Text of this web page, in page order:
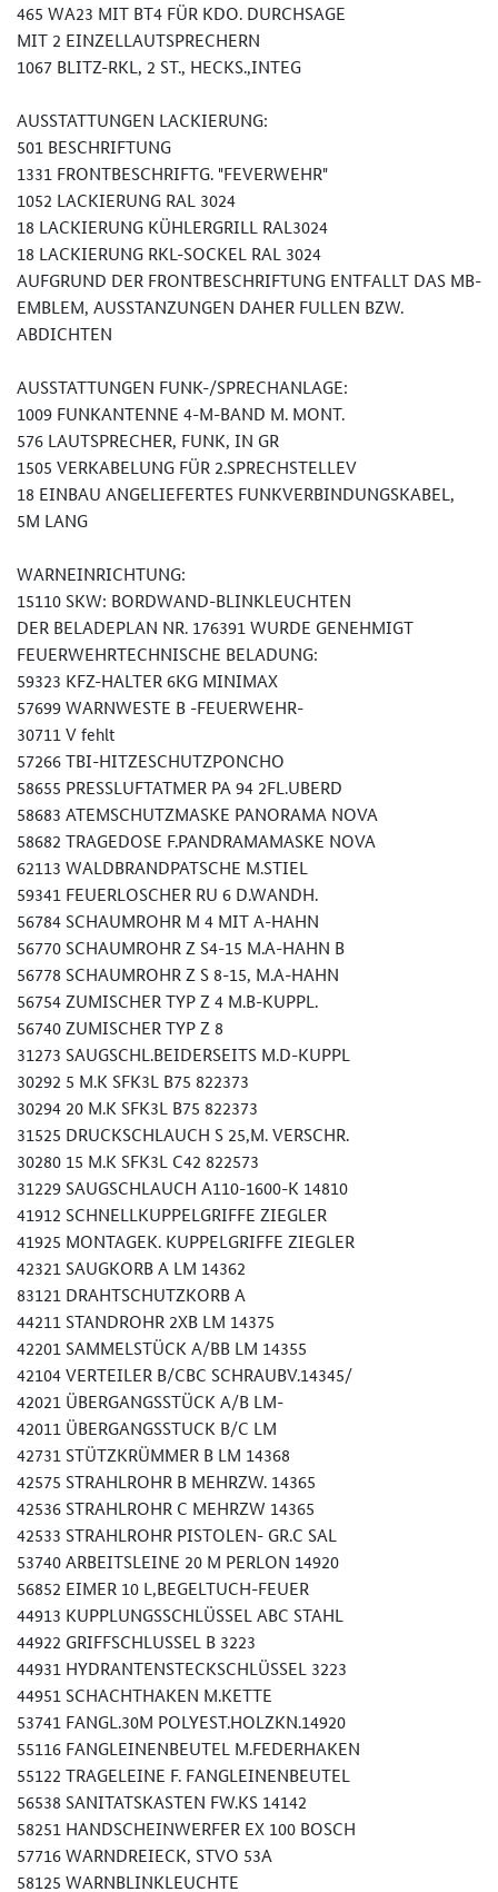
465 WA23 MIT BT4 FÜR KDO. DURCHSAGE
MIT 2 EINZELLAUTSPRECHERN
1067 BLITZ-RKL, 2 ST., HECKS.,INTEG
AUSSTATTUNGEN LACKIERUNG:
501 BESCHRIFTUNG
1331 FRONTBESCHRIFTG. "FEVERWEHR"
1052 LACKIERUNG RAL 3024
18 LACKIERUNG KÜHLERGRILL RAL3024
18 LACKIERUNG RKL-SOCKEL RAL 3024
AUFGRUND DER FRONTBESCHRIFTUNG ENTFALLT DAS MB-
EMBLEM, AUSSTANZUNGEN DAHER FULLEN BZW.
ABDICHTEN
AUSSTATTUNGEN FUNK-/SPRECHANLAGE:
1009 FUNKANTENNE 4-M-BAND M. MONT.
576 LAUTSPRECHER, FUNK, IN GR
1505 VERKABELUNG FÜR 2.SPRECHSTELLEV
18 EINBAU ANGELIEFERTES FUNKVERBINDUNGSKABEL,
5M LANG
WARNEINRICHTUNG:
15110 SKW: BORDWAND-BLINKLEUCHTEN
DER BELADEPLAN NR. 176391 WURDE GENEHMIGT
FEUERWEHRTECHNISCHE BELADUNG:
59323 KFZ-HALTER 6KG MINIMAX
57699 WARNWESTE B -FEUERWEHR-
30711 V fehlt
57266 TBI-HITZESCHUTZPONCHO
58655 PRESSLUFTATMER PA 94 2FL.UBERD
58683 ATEMSCHUTZMASKE PANORAMA NOVA
58682 TRAGEDOSE F.PANDRAMAMASKE NOVA
62113 WALDBRANDPATSCHE M.STIEL
59341 FEUERLOSCHER RU 6 D.WANDH.
56784 SCHAUMROHR M 4 MIT A-HAHN
56770 SCHAUMROHR Z S4-15 M.A-HAHN B
56778 SCHAUMROHR Z S 8-15, M.A-HAHN
56754 ZUMISCHER TYP Z 4 M.B-KUPPL.
56740 ZUMISCHER TYP Z 8
31273 SAUGSCHL.BEIDERSEITS M.D-KUPPL
30292 5 M.K SFK3L B75 822373
30294 20 M.K SFK3L B75 822373
31525 DRUCKSCHLAUCH S 25,M. VERSCHR.
30280 15 M.K SFK3L C42 822573
31229 SAUGSCHLAUCH A110-1600-K 14810
41912 SCHNELLKUPPELGRIFFE ZIEGLER
41925 MONTAGEK. KUPPELGRIFFE ZIEGLER
42321 SAUGKORB A LM 14362
83121 DRAHTSCHUTZKORB A
44211 STANDROHR 2XB LM 14375
42201 SAMMELSTÜCK A/BB LM 14355
42104 VERTEILER B/CBC SCHRAUBV.14345/
42021 ÜBERGANGSSTÜCK A/B LM-
42011 ÜBERGANGSSTUCK B/C LM
42731 STÜTZKRÜMMER B LM 14368
42575 STRAHLROHR B MEHRZW. 14365
42536 STRAHLROHR C MEHRZW 14365
42533 STRAHLROHR PISTOLEN- GR.C SAL
53740 ARBEITSLEINE 20 M PERLON 14920
56852 EIMER 10 L,BEGELTUCH-FEUER
44913 KUPPLUNGSSCHLÜSSEL ABC STAHL
44922 GRIFFSCHLUSSEL B 3223
44931 HYDRANTENSTECKSCHLÜSSEL 3223
44951 SCHACHTHAKEN M.KETTE
53741 FANGL.30M POLYEST.HOLZKN.14920
55116 FANGLEINENBEUTEL M.FEDERHAKEN
55122 TRAGELEINE F. FANGLEINENBEUTEL
56538 SANITATSKASTEN FW.KS 14142
58251 HANDSCHEINWERFER EX 100 BOSCH
57716 WARNDREIECK, STVO 53A
58125 WARNBLINKLEUCHTE